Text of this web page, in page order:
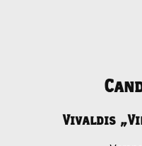
Vivaldis